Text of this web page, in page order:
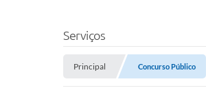
Serviços
Principal Concurso Público